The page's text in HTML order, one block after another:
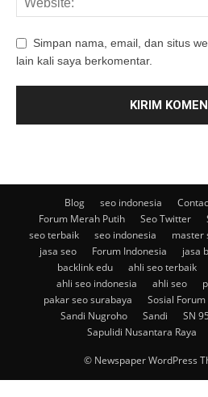
Simpan nama, email, dan situs
lain kali saya berkomentar.
Blog seo indonesia
Forum Merah Putih
Seo Twitter
seo terbaik
seo indonesia master
jasa seo
Forum Indonesia jasa
backlink edu
ahli seo terbaik
ahli seo indonesia
ahli seo
pakar seo surabaya
Sosial Forum
Sandi Nugroho
Sandi SN 95
Sapulidi Nusantara Raya
© Newspaper WordPress